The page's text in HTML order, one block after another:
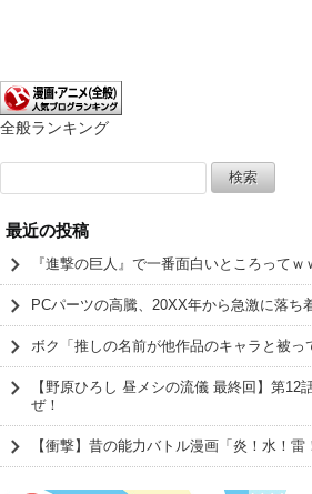
全般ランキング
索:
最近の投稿
『進撃の巨人』で一番面白いところってｗ
PCパーツの高騰、20XX年から急激に落ち
ボク「推しの名前が他作品のキャラと被
【野原ひろし 昼メシの流儀 最終回】第12
ぜ！
【衝撃】昔の能力バトル漫画「炎！水！